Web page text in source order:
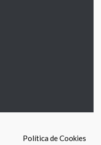
Política de Cookies